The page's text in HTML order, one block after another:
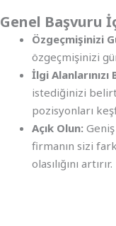
Genel Başvuru
Özgeçmişinizi
özgeçmişinizi
İlgi
istediğinizi
pozisyonları
Açık Olun:
firmanın sizi
olasılığını artırır.